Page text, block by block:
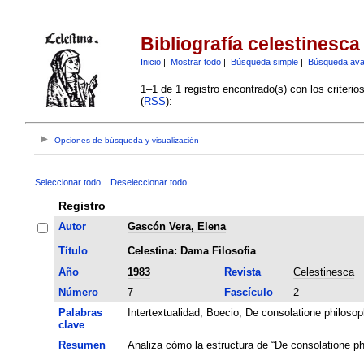
Bibliografía celestinesca
Inicio| Mostrar todo| Búsqueda simple| Búsqueda
1–1 de 1 registro encontrado(s) con los
(RSS):
Opciones de búsqueda y visualización
Seleccionar todo Deseleccionar todo
Registro
Autor
Gascón Vera, Elena
Título
Celestina: Dama Filosofia
Año
1983 Revista
Celestinesca
Número
7 Fascículo
2
Palabras
clave
Intertextualidad; Boecio; De consolatione
Resumen
Analiza cómo la estructura de “De consolatione